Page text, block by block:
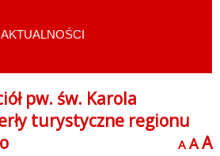
AKTUALNOŚCI
pw. św. Karola
turystyczne regionu
A A A